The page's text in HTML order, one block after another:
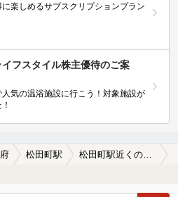
楽しめるサブスクリプションプラン
イフスタイル株主優待のご案
気の温浴施設に行こう！対象施設が
松田町駅